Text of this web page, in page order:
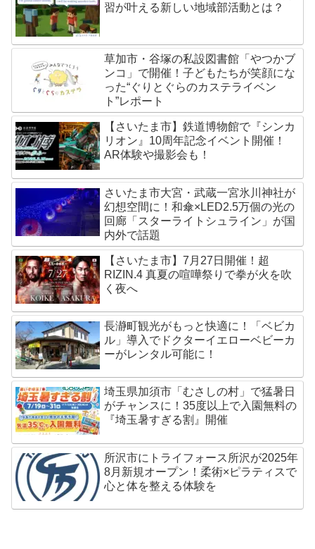
習が叶える新しい地域部活動とは？
草加市・谷塚の私設図書館「やつかブ
ンコ」で開催！子どもたちが笑顔にな
った“ぐりとぐらのカステライベン
ト”レポート
【さいたま市】鉄道博物館で『シンカ
リオン』10周年記念イベント開催！
AR体験や撮影会も！
さいたま市大宮・武蔵一宮氷川神社が
幻想空間に！和傘×LED2.5万個の光の
回廊「スターライトシュライン」が国
内外で話題
【さいたま市】7月27日開催！超
RIZIN.4 真夏の喧嘩祭りで拳が火を吹
く夜へ
長瀞町観光がもっと快適に！「ベビカ
ル」導入でドクターイエローベビーカ
ーがレンタル可能に！
埼玉県加須市「むさしの村」で猛暑日
がチャンスに！35度以上で入園無料の
『埼玉暑すぎる割』開催
所沢市にトライフォース所沢が2025年
8月新規オープン！柔術×ピラティスで
心と体を整える体験を